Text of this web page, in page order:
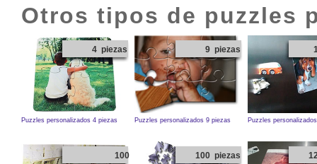
Otros tipos de puzzles
4 piezas
Puzzles personalizados 4 piezas
9 piezas
Puzzles personalizados 9 piezas Puzzles
100
100 piezas